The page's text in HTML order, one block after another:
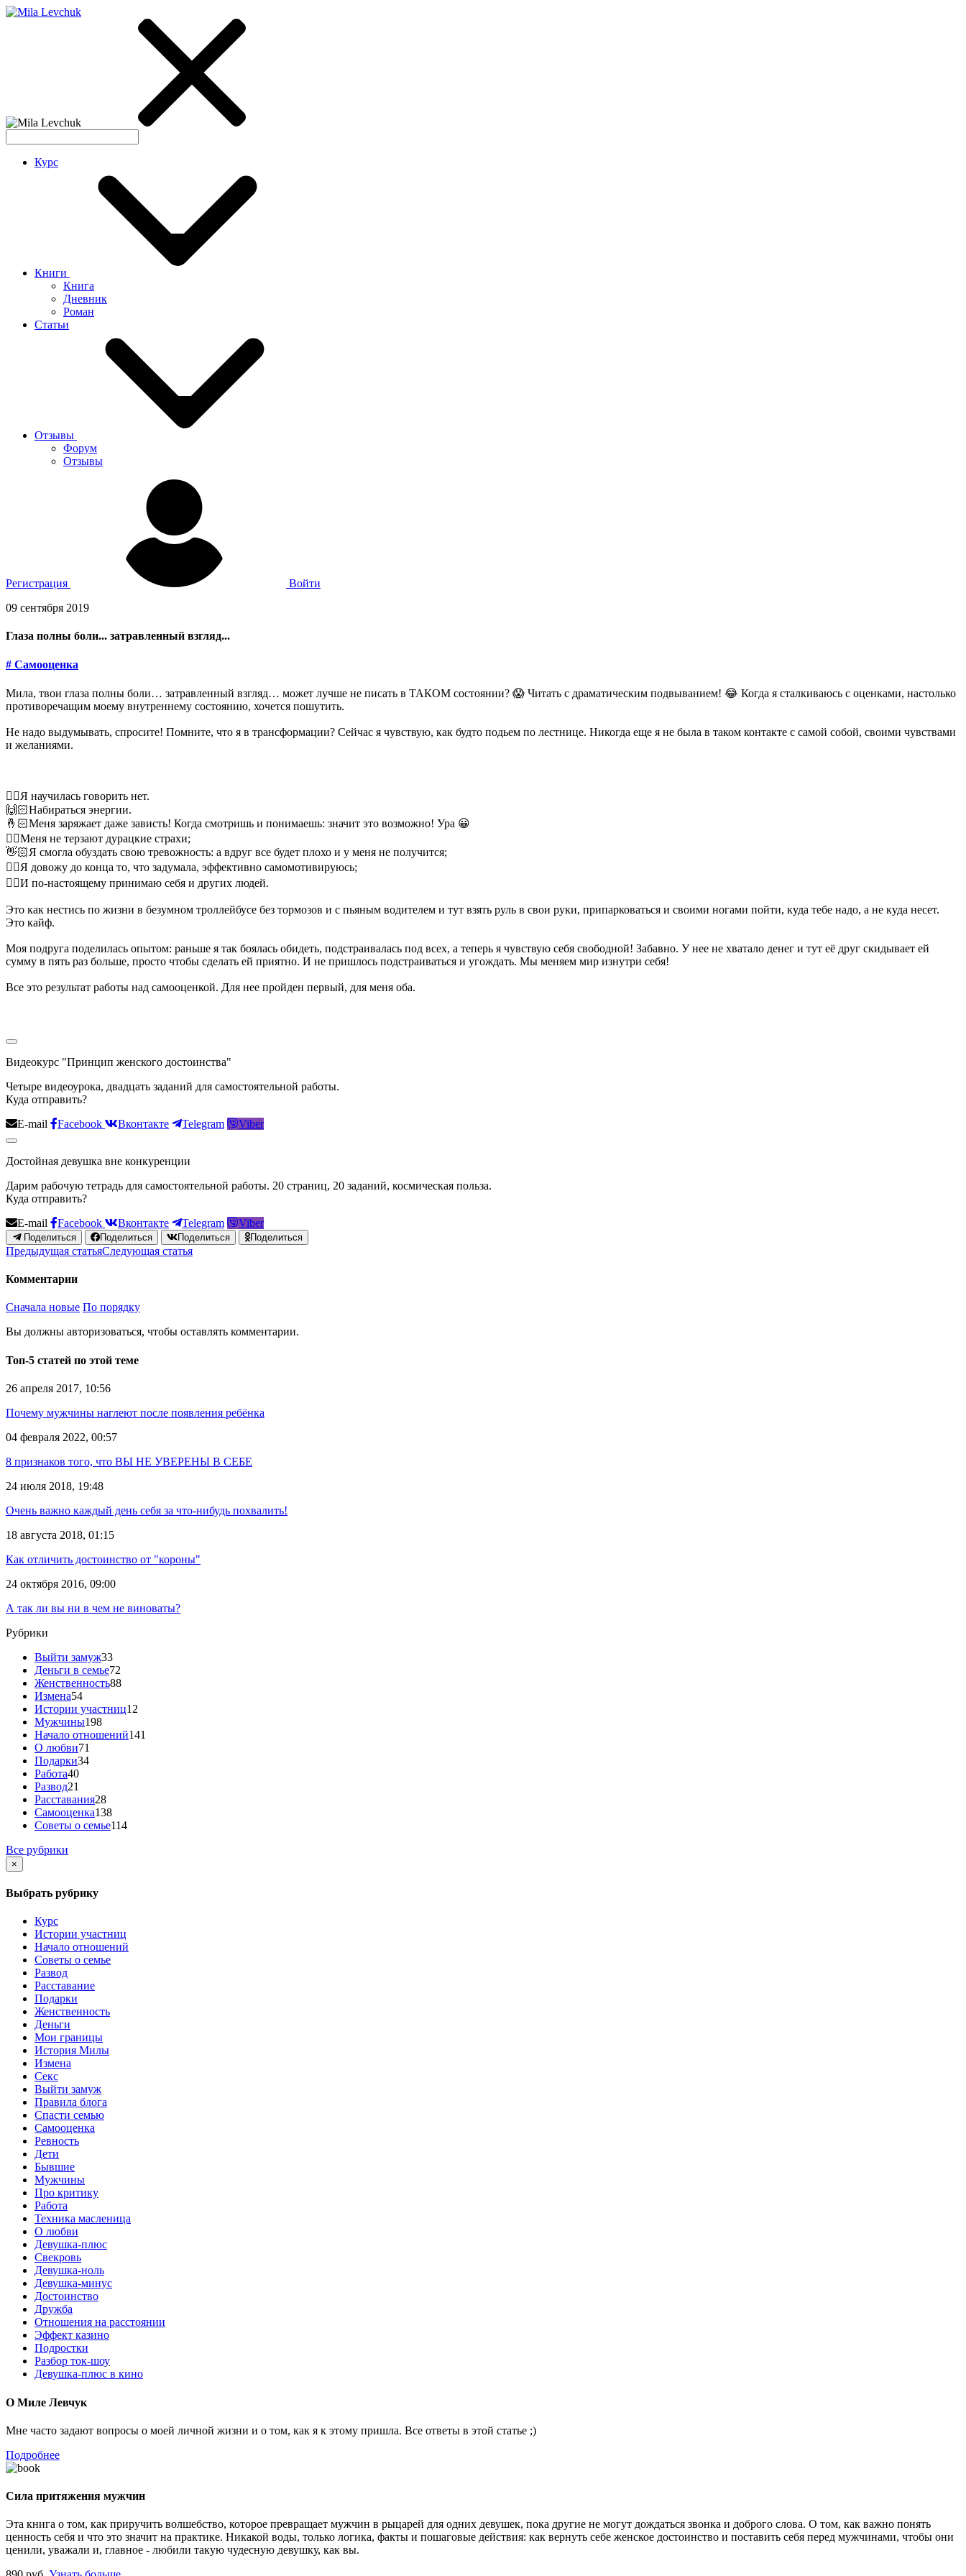
Курс
Книги
Книга
Дневник
Роман
Статьи
Отзывы
Форум
Отзывы
Регистрация
Войти
09 сентября 2019
Глаза полны боли... затравленный взгляд...
# Самооценка
Мила, твои глаза полны боли… затравленный взгляд… может лучше не писать в ТАКОМ состоянии? 😱 Читать с драматическим подвыванием! 😂 Когда я сталкиваюсь с оценками, настолько
противоречащим моему внутреннему состоянию, хочется пошутить.
Не надо выдумывать, спросите! Помните, что я в трансформации? Сейчас я чувствую, как будто подьем по лестнице. Никогда еще я не была в таком контакте с самой собой, своими чувствами
и желаниями.
✋🏻Я научилась говорить нет.
🙌🏻Набираться энергии.
🤞🏻Меня заряжает даже зависть! Когда смотришь и понимаешь: значит это возможно! Ура 😀
👌🏻Меня не терзают дурацкие страхи;
👋🏻Я смогла обуздать свою тревожность: а вдруг все будет плохо и у меня не получится;
✌🏻Я довожу до конца то, что задумала, эффективно самомотивируюсь;
👍🏻И по-настоящему принимаю себя и других людей.
Это как нестись по жизни в безумном троллейбусе без тормозов и с пьяным водителем и тут взять руль в свои руки, припарковаться и своими ногами пойти, куда тебе надо, а не куда несет.
Это кайф.
Моя подруга поделилась опытом: раньше я так боялась обидеть, подстраивалась под всех, а теперь я чувствую себя свободной! Забавно. У нее не хватало денег и тут её друг скидывает ей
сумму в пять раз больше, просто чтобы сделать ей приятно. И не пришлось подстраиваться и угождать. Мы меняем мир изнутри себя!
Все это результат работы над самооценкой. Для нее пройден первый, для меня оба.
Видеокурс "Принцип женского достоинства"
Четыре видеоурока, двадцать заданий для самостоятельной работы.
Куда отправить?
E-mail
Facebook Вконтакте Telegram Viber
Достойная девушка вне конкуренции
Дарим рабочую тетрадь для самостоятельной работы. 20 страниц, 20 заданий, космическая польза.
Куда отправить?
E-mail
Facebook Вконтакте Telegram Viber
Поделиться Поделиться Поделиться Поделиться
Предыдущая статьяСледующая статья
Комментарии
Сначала новые По порядку
Вы должны авторизоваться, чтобы оставлять комментарии.
Топ-5 статей по этой теме
26 апреля 2017, 10:56
Почему мужчины наглеют после появления ребёнка
04 февраля 2022, 00:57
8 признаков того, что ВЫ НЕ УВЕРЕНЫ В СЕБЕ
24 июля 2018, 19:48
Очень важно каждый день себя за что-нибудь похвалить!
18 августа 2018, 01:15
Как отличить достоинство от "короны"
24 октября 2016, 09:00
А так ли вы ни в чем не виноваты?
Рубрики
Выйти замуж33
Деньги в семье72
Женственность88
Измена54
Истории участниц12
Мужчины198
Начало отношений141
О любви71
Подарки34
Работа40
Развод21
Расставания28
Самооценка138
Советы о семье114
Все рубрики
×
Выбрать рубрику
Курс
Истории участниц
Начало отношений
Советы о семье
Развод
Расставание
Подарки
Женственность
Деньги
Мои границы
История Милы
Измена
Секс
Выйти замуж
Правила блога
Спасти семью
Самооценка
Ревность
Дети
Бывшие
Мужчины
Про критику
Работа
Техника масленица
О любви
Девушка-плюс
Свекровь
Девушка-ноль
Девушка-минус
Достоинство
Дружба
Отношения на расстоянии
Эффект казино
Подростки
Разбор ток-шоу
Девушка-плюс в кино
О Миле Левчук
Мне часто задают вопросы о моей личной жизни и о том, как я к этому пришла. Все ответы в этой статье ;)
Подробнее
Сила притяжения мужчин
Эта книга о том, как приручить волшебство, которое превращает мужчин в рыцарей для одних девушек, пока другие не могут дождаться звонка и доброго слова. О том, как важно понять
ценность себя и что это значит на практике. Никакой воды, только логика, факты и пошаговые действия: как вернуть себе женское достоинство и поставить себя перед мужчинами, чтобы они
ценили, уважали и, главное - любили такую чудесную девушку, как вы.